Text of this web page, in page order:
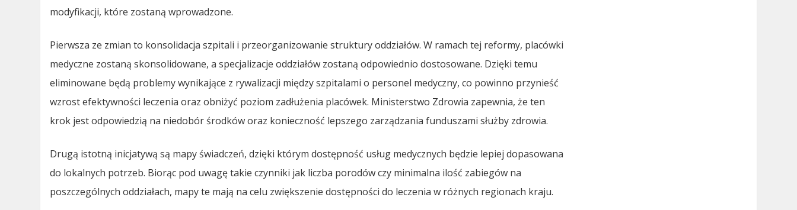
modyfikacji, które zostaną wprowadzone.
Pierwsza ze zmian to konsolidacja szpitali i przeorganizowanie struktury oddziałów. W ramach tej reformy, placówki
medyczne zostaną skonsolidowane, a specjalizacje oddziałów zostaną odpowiednio dostosowane. Dzięki temu
eliminowane będą problemy wynikające z rywalizacji między szpitalami o personel medyczny, co powinno przynieść
wzrost efektywności leczenia oraz obniżyć poziom zadłużenia placówek. Ministerstwo Zdrowia zapewnia, że ten
krok jest odpowiedzią na niedobór środków oraz konieczność lepszego zarządzania funduszami służby zdrowia.
Drugą istotną inicjatywą są mapy świadczeń, dzięki którym dostępność usług medycznych będzie lepiej dopasowana
do lokalnych potrzeb. Biorąc pod uwagę takie czynniki jak liczba porodów czy minimalna ilość zabiegów na
poszczególnych oddziałach, mapy te mają na celu zwiększenie dostępności do leczenia w różnych regionach kraju.